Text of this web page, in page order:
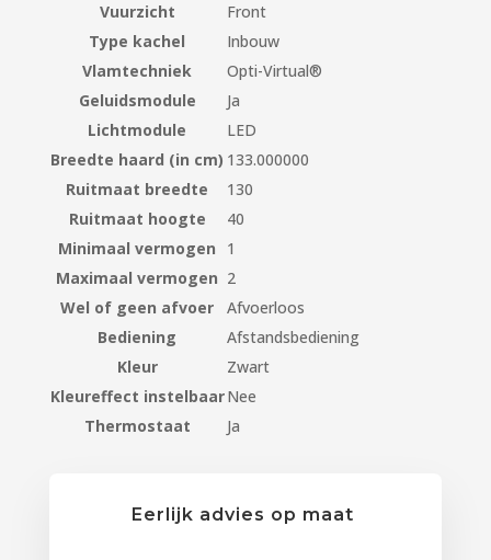
Vuurzicht
Front
Type kachel
Inbouw
Vlamtechniek
Opti-Virtual®
Geluidsmodule
Ja
Lichtmodule
LED
Breedte haard (in cm) 133.000000
Ruitmaat breedte
130
Ruitmaat hoogte
40
Minimaal vermogen
1
Maximaal vermogen 2
Wel of geen afvoer
Afvoerloos
Bediening
Afstandsbediening
Kleur
Zwart
Kleureffect instelbaarNee
Thermostaat
Ja
Eerlijk advies op maat